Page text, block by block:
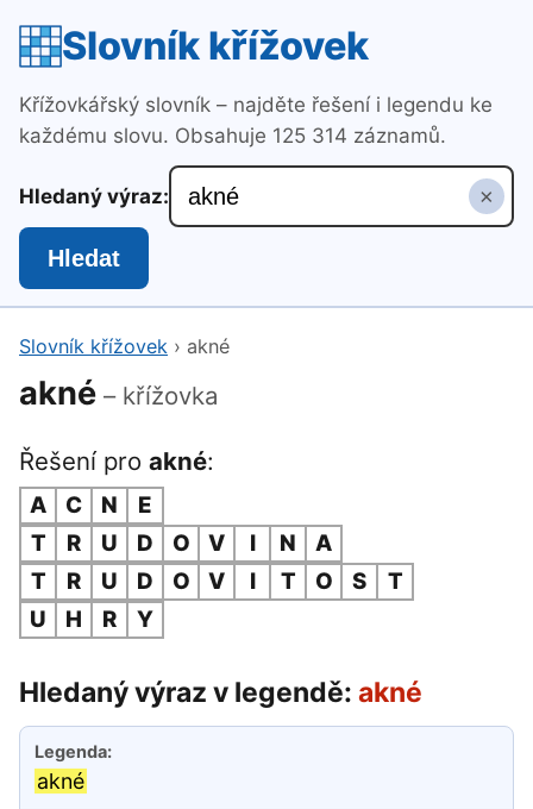
Slovník křížovek
Křížovkářský slovník – najděte řešení i legendu ke
každému slovu. Obsahuje 125 314 záznamů.
Hledaný výraz: ×
Hledat
Slovník křížovek › akné
akné – křížovka
Řešení pro akné:
A C N
E
T
R U D O V I N
A
T
R U D O V I T O S
T
U
H R Y
Hledaný výraz v legendě: akné
akné